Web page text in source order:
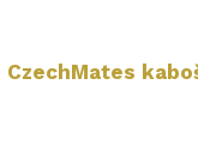
CzechMates